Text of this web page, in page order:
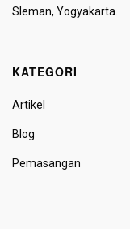
Sleman, Yogyakarta.
KATEGORI
Artikel
Blog
Pemasangan